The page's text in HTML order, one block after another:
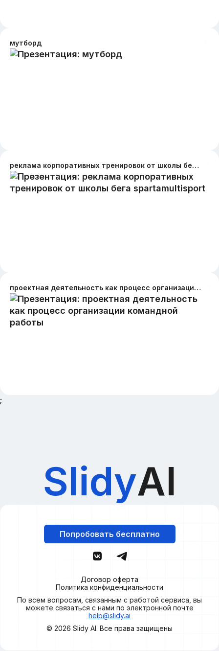
мутборд
реклама корпоративных тренировок от школы бега spartamultisport
проектная деятельность как процесс организации командной работы
;
SlidyAI
Попробовать бесплатно
Договор оферта
Политика конфиденциальности
По всем вопросам, связанным с работой сервиса, вы
можете связаться с нами по электронной почте
help@slidy.ai
© 2026 Slidy AI. Все права защищены